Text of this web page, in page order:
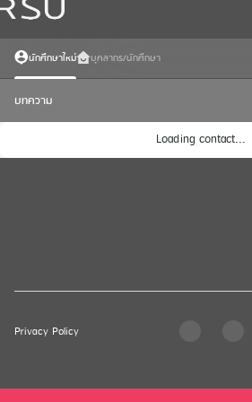
นักศึกษาใหม่ บุคลากร/นักศึกษา
บทความ
Loading contact...
Privacy Policy